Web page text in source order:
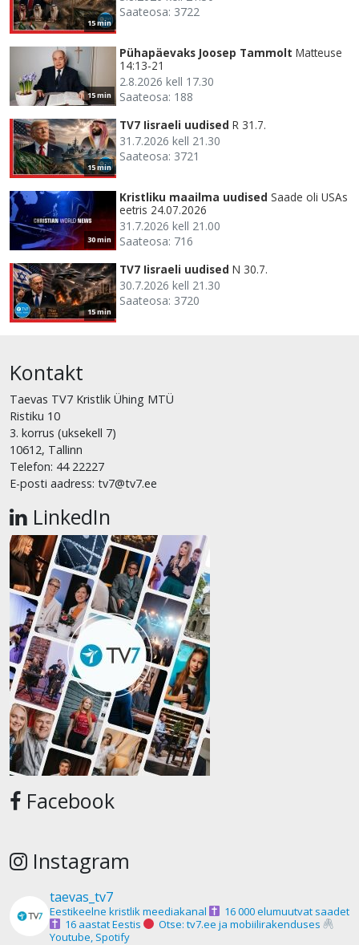
15 min
Saateosa: 3722
15 min
Pühapäevaks Joosep Tammolt Matteuse
14:13-21
2.8.2026 kell 17.30
Saateosa: 188
15 min
TV7 Iisraeli uudised R 31.7.
31.7.2026 kell 21.30
Saateosa: 3721
30 min
Kristliku maailma uudised Saade oli USAs
eetris 24.07.2026
31.7.2026 kell 21.00
Saateosa: 716
15 min
TV7 Iisraeli uudised N 30.7.
30.7.2026 kell 21.30
Saateosa: 3720
Kontakt
Taevas TV7 Kristlik Ühing MTÜ
Ristiku 10
3. korrus (uksekell 7)
10612, Tallinn
Telefon: 44 22227
E-posti aadress: tv7@tv7.ee
LinkedIn
Facebook
Instagram
taevas_tv7
Eestikeelne kristlik meediakanal
16 000 elumuutvat saadet
16 aastat Eestis
Otse: tv7.ee ja mobiilirakenduses
Youtube, Spotify